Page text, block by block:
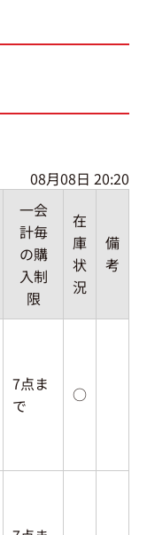
08月08日 20:20
一会
計毎
の購
入制
限
在
庫
状
況
備
考
7点ま
で
○